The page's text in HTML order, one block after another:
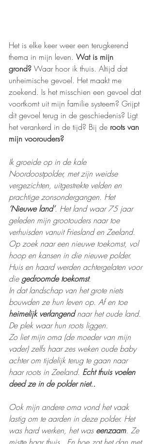
Het is elke keer weer een terugkerend
thema in mijn leven. Wat is mijn
grond? Waar hoor ik thuis. Altijd dat
unheimische gevoel. Het maakt me
zoekend. Is het misschien een gevoel dat
voortkomt uit mijn familie systeem? Grijpt
dit gevoel terug in de geschiedenis? Ligt
het verankerd in de tijd? Bij de roots van
mijn voorouders?
Ik groeide op in de kale
Noordoostpolder, met zijn weidse
vergezichten, uitgestrekte velden en
prachtige zonsondergangen. Het
‘Nieuwe land’. Het land waar 75 jaar
geleden mijn grootouders naar toe
verhuisden vanuit Friesland en Zeeland.
Op zoek naar een nieuwe toekomst, vol
hoop en kansen in die nieuwe polder.
Huis en haard werden achtergelaten voor
die gedroomde toekomst.
In dat landschap van het grote niets
bouwden ze hun leven op. Af en toe
heimelijk verlangend naar het oude land.
De plek waar hun roots liggen.
Zo liet mijn oma (de moeder van mijn
vader) zelfs haar zes weken oude baby
achter om tijdelijk terug te gaan naar
haar roots in Zeeland. Echt thuis voelen
deed ze in de polder niet..
Ook mijn andere oma vond het vaak
lastig om te aarden in deze polder. Het
was hard werken, het was eenzaam. Ze